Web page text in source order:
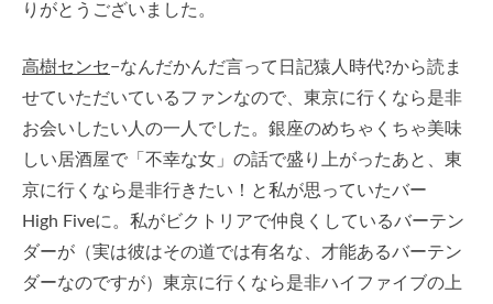
りがとうございました。
高樹センセ−なんだかんだ言って日記猿人時代?から読ま
せていただいているファンなので、東京に行くなら是非
お会いしたい人の一人でした。銀座のめちゃくちゃ美味
しい居酒屋で「不幸な女」の話で盛り上がったあと、東
京に行くなら是非行きたい！と私が思っていたバー
High Fiveに。私がビクトリアで仲良くしているバーテン
ダーが（実は彼はその道では有名な、才能あるバーテン
ダーなのですが）東京に行くなら是非ハイファイブの上